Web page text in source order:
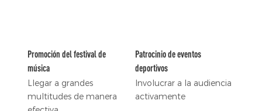
Promoción del festival de
música
Llegar a grandes
multitudes de manera
Patrocinio de eventos
deportivos
Involucrar a la audiencia
activamente